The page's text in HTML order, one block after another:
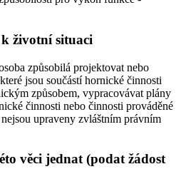
životní situaci
způsobilá projektovat nebo
jsou součástí hornické činnosti
způsobem, vypracovávat plány
činnosti nebo činnosti prováděné
upraveny zvláštním právním
věci jednat (podat žádost